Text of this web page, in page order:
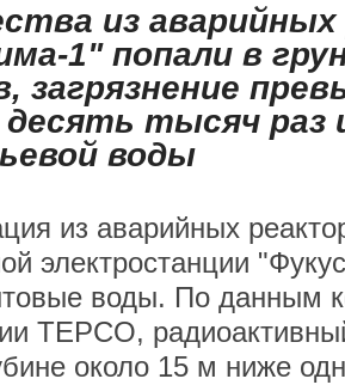
из аварийных
1" попали в
загрязнение
тысяч раз
воды
из аварийных
электростанции
воды. По данным
TEPCO,
около 15 м ниже